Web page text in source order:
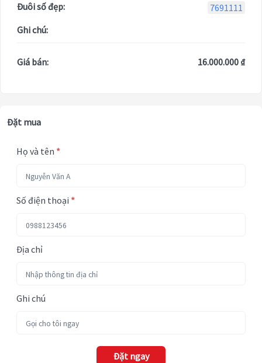
Đuôi số đẹp:
7691111
Ghi chú:
Giá bán: 16.000.000 ₫
Đặt mua
Họ và tên *
Số điện thoại *
Địa chỉ
Ghi chú
Đặt ngay